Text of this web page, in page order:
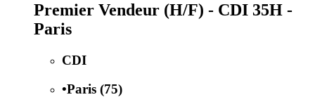
Premier Vendeur (H/F) - CDI 35H -
Paris
CDI
•Paris (75)